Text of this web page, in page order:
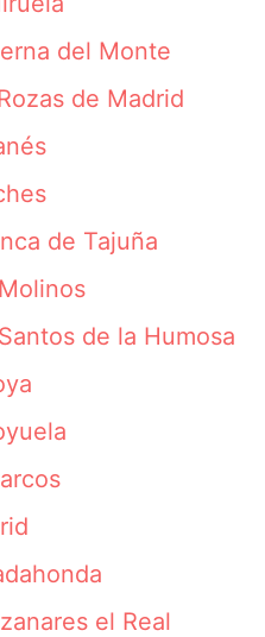
del Monte
de Madrid
de Tajuña
de la Humosa
el Real